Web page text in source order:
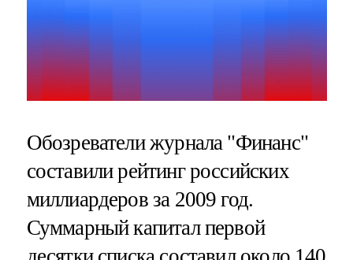
Обозреватели журнала "Финанс"
составили рейтинг российских
миллиардеров за 2009 год.
Суммарный капитал первой